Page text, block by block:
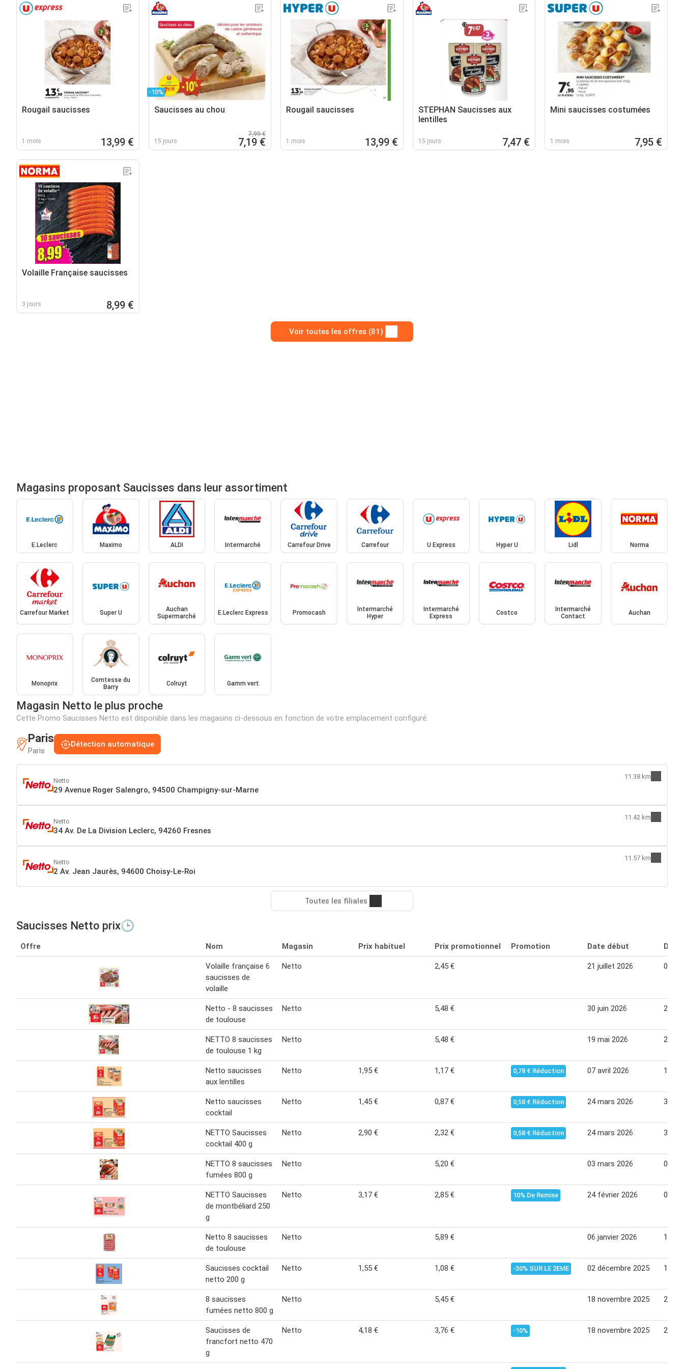
Rougail saucisses
1 mois 13,99 €
-10%
Saucisses au chou
15 jours
7,99 €
7,19 €
Rougail saucisses
1 mois 13,99 €
STEPHAN Saucisses aux
lentilles
15 jours 7,47 €
Mini saucisses costumées
1 mois 7,95 €
Volaille Française saucisses
3 jours 8,99 €
Voir toutes les offres (81)
Magasins proposant Saucisses dans leur assortiment
E.Leclerc Maximo ALDI Intermarché Carrefour Drive Carrefour U Express Hyper U Lidl Norma
Carrefour Market Super U
Auchan
Supermarché
E.Leclerc Express Promocash
Intermarché
Hyper
Intermarché
Express
Costco
Intermarché
Contact
Auchan
Monoprix
Comtesse du
Barry
Colruyt Gamm vert
Magasin Netto le plus proche
Cette Promo Saucisses Netto est disponible dans les magasins ci-dessous en fonction de votre emplacement configuré:
Paris
Paris
Détection automatique
Netto
29 Avenue Roger Salengro, 94500 Champigny-sur-Marne
11.38 km
Netto
34 Av. De La Division Leclerc, 94260 Fresnes
11.42 km
Netto
2 Av. Jean Jaurès, 94600 Choisy-Le-Roi
11.57 km
Toutes les filiales
Saucisses Netto prix🕒
Offre Nom Magasin Prix habituel Prix promotionnel Promotion Date début Date
Volaille française 6
saucisses de
volaille
Netto 2,45 € 21 juillet 2026 03
Netto - 8 saucisses
de toulouse
Netto 5,48 € 30 juin 2026 20
NETTO 8 saucisses
de toulouse 1 kg
Netto 5,48 € 19 mai 2026 25
Netto saucisses
aux lentilles
Netto 1,95 € 1,17 € 0,78 € Réduction 07 avril 2026 13
Netto saucisses
cocktail
Netto 1,45 € 0,87 € 0,58 € Réduction 24 mars 2026 30
NETTO Saucisses
cocktail 400 g
Netto 2,90 € 2,32 € 0,58 € Réduction 24 mars 2026 31
NETTO 8 saucisses
fumées 800 g
Netto 5,20 € 03 mars 2026 09
NETTO Saucisses
de montbéliard 250
g
Netto 3,17 € 2,85 € 10% De Remise 24 février 2026 02
Netto 8 saucisses
de toulouse
Netto 5,89 € 06 janvier 2026 12
Saucisses cocktail
netto 200 g
Netto 1,55 € 1,08 € -30% SUR LE 2EME 02 décembre 2025 15
8 saucisses
fumées netto 800 g
Netto 5,45 € 18 novembre 2025 24
Saucisses de
francfort netto 470
g
Netto 4,18 € 3,76 € -10% 18 novembre 2025 24